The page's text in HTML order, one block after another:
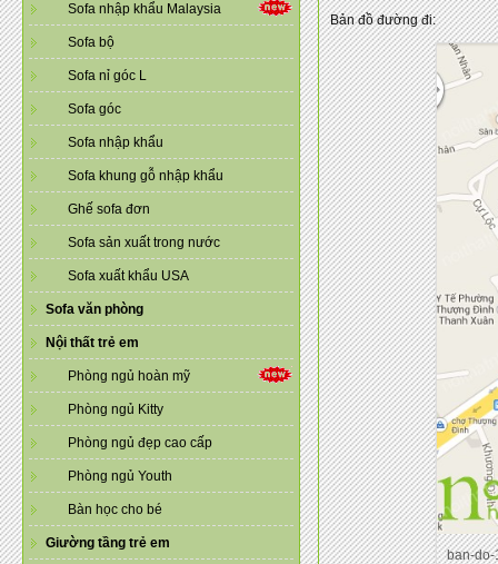
Sofa nhập khẩu Malaysia
Sofa bộ
Sofa nỉ góc L
Sofa góc
Sofa nhập khẩu
Sofa khung gỗ nhập khẩu
Ghế sofa đơn
Sofa sản xuất trong nước
Sofa xuất khẩu USA
Sofa văn phòng
Nội thất trẻ em
Phòng ngủ hoàn mỹ
Phòng ngủ Kitty
Phòng ngủ đẹp cao cấp
Phòng ngủ Youth
Bàn học cho bé
Giường tầng trẻ em
Bản đồ đường đi:
ban-do-